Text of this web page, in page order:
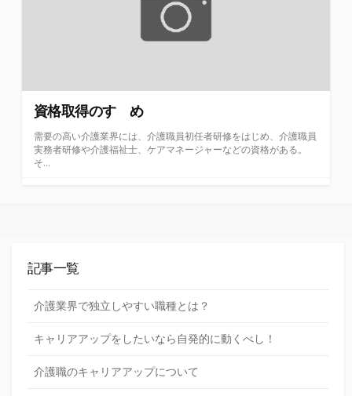
資格取得のすゝめ
需要の高い介護業界には、介護職員初任者研修をはじめ、介護職員
実務者研修や介護福祉士、ケアマネージャーなどの資格がある。
そ...
記事一覧
介護業界で独立しやすい職種とは？
キャリアアップをしたいなら自発的に動くべし！
介護職のキャリアアップについて